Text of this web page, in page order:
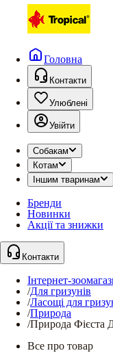
Головна
Контакти
Улюблені
Увійти
Собакам
Котам
Іншим тваринам
Бренди
Новинки
Акції та знижки
Контакти
Інтернет-
/Для гризунів
/Ласощі для
/Природа
/Природа Фієста
Все про товар